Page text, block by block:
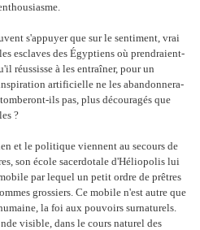
s'appuyer que sur le sentiment, vrai
esclaves des Égyptiens où prendraient-
réussisse à les entraîner, pour un
artificielle ne les abandonnera-
ils pas, plus découragés que
?
le politique viennent au secours de
son école sacerdotale d'Héliopolis lui
par lequel un petit ordre de prêtres
grossiers. Ce mobile n'est autre que
la foi aux pouvoirs surnaturels.
visible, dans le cours naturel des